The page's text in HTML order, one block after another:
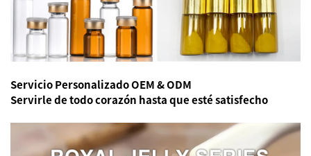
Servicio Personalizado OEM & ODM
Servirle de todo corazón hasta que esté satisfecho